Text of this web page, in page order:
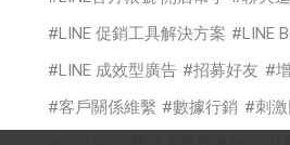
LINE 促銷工具解決方案
LINE
LINE 成效型廣告
招募好友
客戶關係維繫
數據行銷
刺